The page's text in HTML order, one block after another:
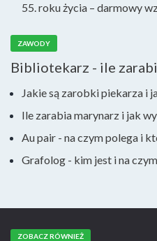
55. roku życia – darmowy
ZAWODY
Bibliotekarz - ile
Jakie są zarobki piekarza i
Ile zarabia marynarz i jak
Au pair - na czym polega i
Grafolog - kim jest i na
ZOBACZ RÓWNIEŻ